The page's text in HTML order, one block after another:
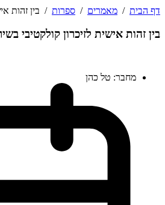
דף הבית / מאמרים / ספרות / בין זהות
בין זהות אישית לזיכרון קולקטיבי
מחבר: טל כהן